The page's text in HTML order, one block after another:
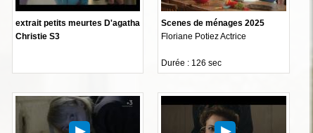
extrait petits meurtes D'agatha
Christie S3
Scenes de ménages 2025
Floriane Potiez Actrice
Durée : 126 sec